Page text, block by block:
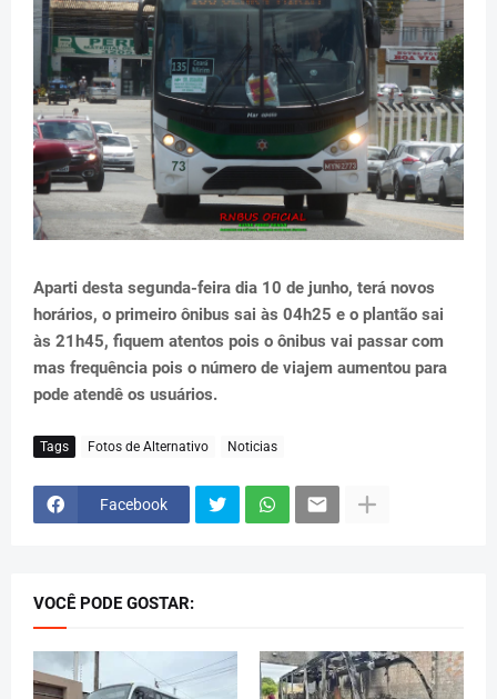
Aparti desta segunda-feira dia 10 de junho, terá novos
horários, o primeiro ônibus sai às 04h25 e o plantão sai
às 21h45, fiquem atentos pois o ônibus vai passar com
mas frequência pois o número de viajem aumentou para
pode atendê os usuários.
Tags Fotos de Alternativo Noticias
Facebook
VOCÊ PODE GOSTAR: